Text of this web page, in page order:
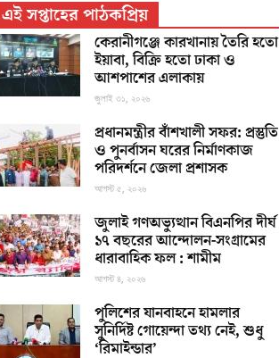
এই সপ্তাহের পাঠকপ্রিয়
কেরানীগঞ্জে কারখানায় তৈরি হতো
ইয়াবা, বিক্রি হতো ঢাকা ও
আশপাশের এলাকায়
জুলাই ৩১, ২০২৬
প্রধানমন্ত্রীর বাঁশখালী সফর: প্রস্তুতি
ও পুনর্বাসন ঘরের নির্মাণকাজ
পরিদর্শনে জেলা প্রশাসক
আগস্ট ৫, ২০২৬
জুলাই গণঅভ্যুত্থান বিএনপির দীর্ঘ
১৭ বছরের আন্দোলন-সংগ্রামের
ধারাবাহিক ফল : শামীম
আগস্ট ৪, ২০২৬
পুলিশের যানবাহনে হামলার
সুনির্দিষ্ট গোয়েন্দা তথ্য নেই, শুধু
‘রিমাইন্ডার’